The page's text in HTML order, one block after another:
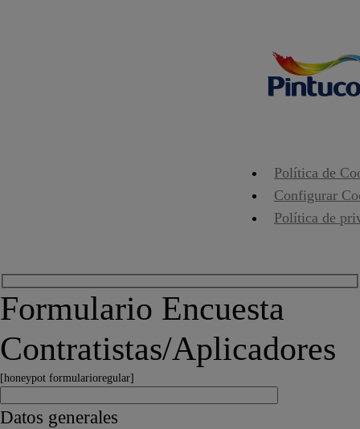
Política de
Configurar
Política de
Formulario Encuesta
Contratistas/Aplicadores
[honeypot formularioregular]
Datos generales